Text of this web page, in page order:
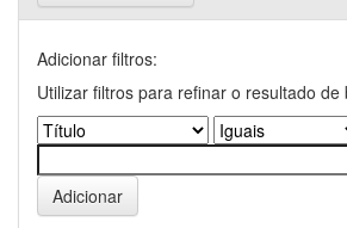
Adicionar filtros:
Utilizar filtros para refinar o resultado de